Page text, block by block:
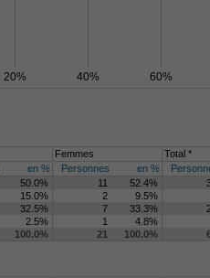
20% 40% 60%
Femmes
Total *
en % Personnes en %
50.0% 11 52.4%
15.0% 2
9.5%
32.5% 7 33.3%
2.5% 1
4.8%
100.0% 21 100.0%